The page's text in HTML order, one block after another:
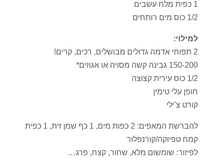
1 כפית מלח עשבים
1/2 כוס מים רותחים
למילוי:
2 תפוחי אדמה גדולים מבושלים, רכים, קרים!
150-200 גבינה קשה מסויה או אגוזים*
1/2 כוס עירית קצוצה
חופן עלי טימין
קורט צ'ילי
להברשת המאפים: 2 כפות מים, 1 כף שמן זית, 1 כפית
קמח טפיוקה/קורנפלור
לפיזור: שומשום מלא, שחור, קצח, פרג…